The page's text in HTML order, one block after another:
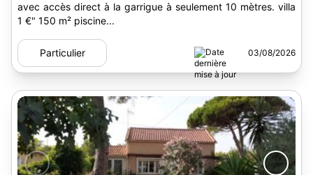
avec accès direct à la garrigue à seulement 10 mètres. villa
1 €" 150 m² piscine...
Particulier 03/08/2026